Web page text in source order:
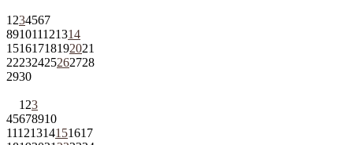
1 234567
891011121314
15161718192021
22232425262728
2930
1 23
45678910
11121314151617